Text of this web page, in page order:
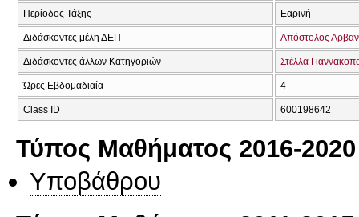
Περίοδος Τάξης Εαρινή
Διδάσκοντες μέλη ΔΕΠ Απόστολος
Διδάσκοντες άλλων Κατηγοριών Στέλλα
Ώρες Εβδομαδιαία 4
Class ID 600198642
Τύπος Μαθήματος 2016-2020
Υποβάθρου